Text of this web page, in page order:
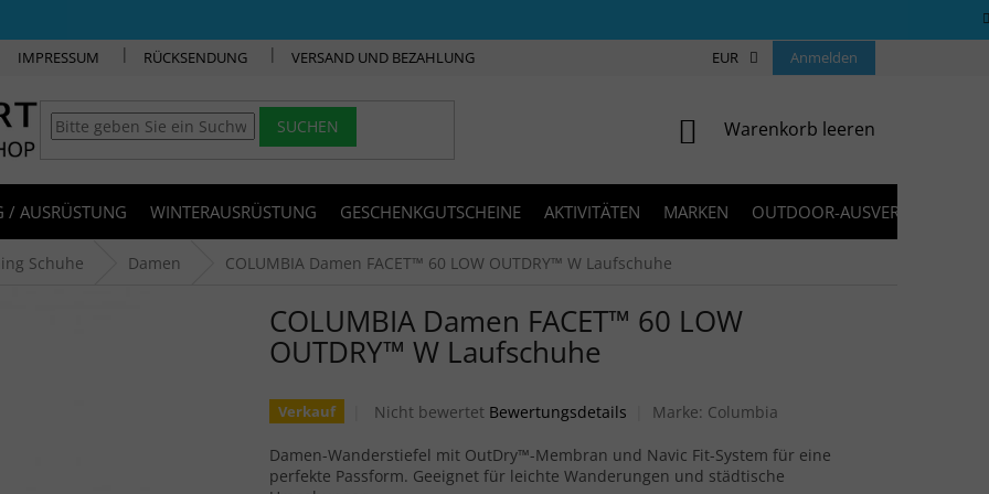
IMPRESSUM RÜCKSENDUNG VERSAND UND BEZAHLUNG KONTAKT FAQ
EUR Anmelden
SUCHEN WARENKORB
Warenkorb leeren
/ AUSRÜSTUNG WINTERAUSRÜSTUNG GESCHENKGUTSCHEINE AKTIVITÄTEN MARKEN OUTDOOR-AUSVERKAUF
Schuhe Damen COLUMBIA Damen FACET™ 60 LOW OUTDRY™ W Laufschuhe
COLUMBIA Damen FACET™ 60 LOW
OUTDRY™ W Laufschuhe
Verkauf Die durchschnittliche Produktbewertung ist 0,0 von 5 Sternen.
Nicht bewertet Bewertungsdetails Marke: Columbia
Damen-Wanderstiefel mit OutDry™-Membran und Navic Fit-System für eine
perfekte Passform. Geeignet für leichte Wanderungen und städtische